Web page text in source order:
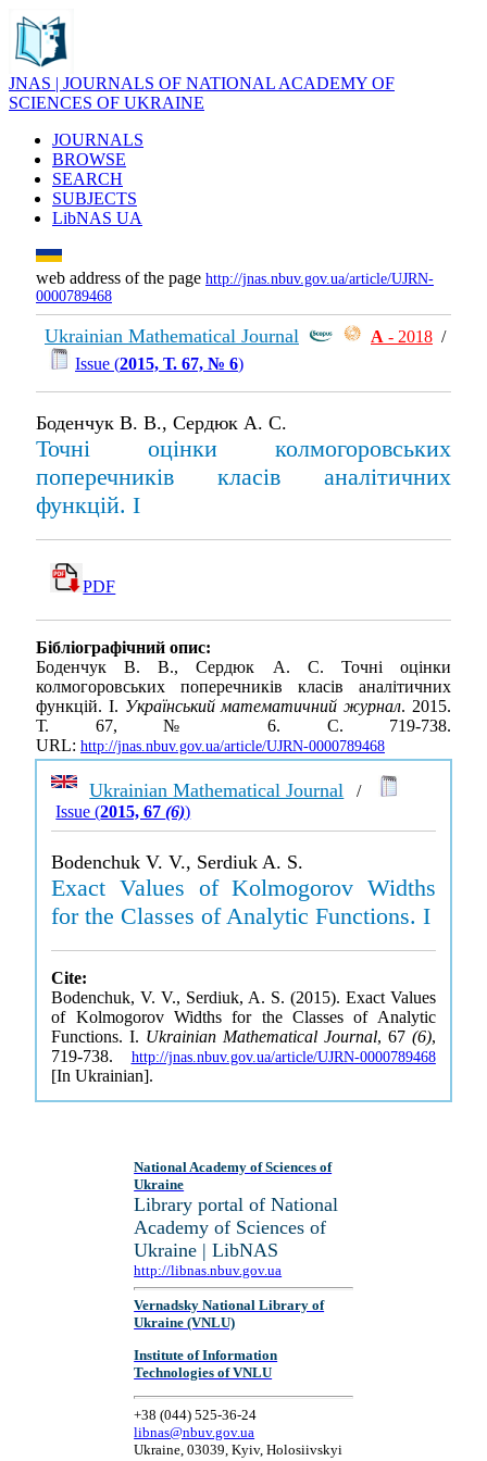
JNAS | JOURNALS OF NATIONAL ACADEMY OF
SCIENCES OF UKRAINE
JOURNALS
BROWSE
SEARCH
SUBJECTS
LibNAS UA
web address of the page http://jnas.nbuv.gov.ua/article/UJRN-
0000789468
Ukrainian Mathematical Journal А - 2018 /
Issue (2015, Т. 67, № 6)
Боденчук В. В., Сердюк А. С.
Точні оцінки колмогоровських
поперечників класів аналітичних
функцій. I
PDF
Бібліографічний опис:
Боденчук В. В., Сердюк А. С. Точні оцінки
колмогоровських поперечників класів аналітичних
функцій. I. Український математичний журнал. 2015.
Т. 67, № 6. С. 719-738.
URL: http://jnas.nbuv.gov.ua/article/UJRN-0000789468
Ukrainian Mathematical Journal /
Issue (2015, 67(6))
Bodenchuk V. V., Serdiuk A. S.
Exact Values of Kolmogorov Widths
for the Classes of Analytic Functions. I
Cite:
Bodenchuk, V. V., Serdiuk, A. S. (2015). Exact Values
of Kolmogorov Widths for the Classes of Analytic
Functions. I. Ukrainian Mathematical Journal, 67 (6),
719-738. http://jnas.nbuv.gov.ua/article/UJRN-0000789468
[In Ukrainian].
National Academy of Sciences of
Ukraine
Library portal of National
Academy of Sciences of
Ukraine | LibNAS
http://libnas.nbuv.gov.ua
Vernadsky National Library of
Ukraine (VNLU)
Institute of Information
Technologies of VNLU
+38 (044) 525-36-24
libnas@nbuv.gov.ua
Ukraine, 03039, Kyiv, Holosiivskyi